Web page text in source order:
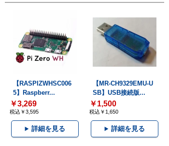
【RASPIZWHSC006
5】Raspberr...
￥3,269
税込￥3,595
詳細を見る
【MR-CH9329EMU-U
SB】USB接続版...
￥1,500
税込￥1,650
詳細を見る